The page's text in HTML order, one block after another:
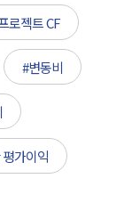
로젝트 CF
#변동비
가이익